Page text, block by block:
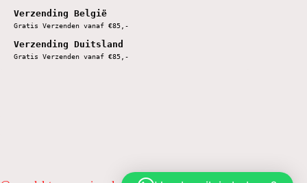
Verzending België
Gratis Verzenden vanaf €85,-
Verzending Duitsland
Gratis Verzenden vanaf €85,-